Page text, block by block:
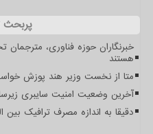
پربحث
خبرنگاران حوزه فناوری، مترجمان
هستند
متا از نخست وزیر هند پوزش
آخرین وضعیت امنیت سایبری
دقیقا به اندازه مصرف ترافیک